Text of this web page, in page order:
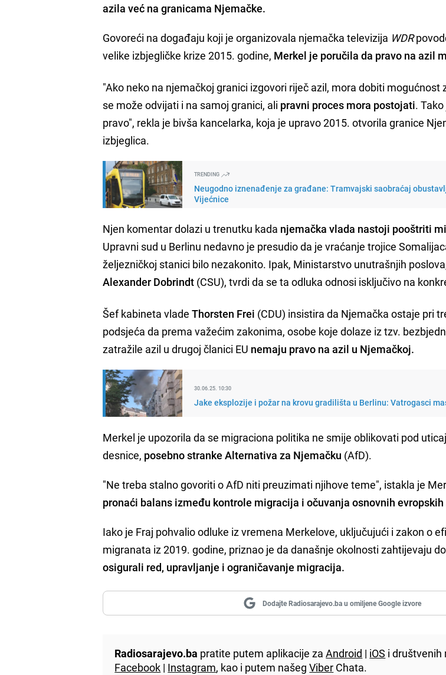
azila već na granicama Njemačke.
Govoreći na događaju koji je organizovala njemačka televizija WDR
velike izbjegličke krize 2015. godine, Merkel je poručila da pravo na azil
"Ako neko na njemačkoj granici izgovori riječ azil, mora dobiti mogućnost
se može odvijati i na samoj granici, ali pravni proces mora postojati.
pravo", rekla je bivša kancelarka, koja je upravo 2015. otvorila granice
izbjeglica.
TRENDING
Neugodno iznenađenje za građane: Tramvajski saobraćaj
Vijećnice
Njen komentar dolazi u trenutku kada njemačka vlada nastoji pooštriti
Upravni sud u Berlinu nedavno je presudio da je vraćanje trojice
željezničkoj stanici bilo nezakonito. Ipak, Ministarstvo unutrašnjih
Alexander Dobrindt (CSU), tvrdi da se ta odluka odnosi isključivo na
Šef kabineta vladeThorsten Frei (CDU) insistira da Njemačka ostaje pri
podsjeća da prema važećim zakonima, osobe koje dolaze iz tzv.
zatražile azil u drugoj članici EU nemaju pravo na azil u Njemačkoj.
30.06.25. 10:30
Jake eksplozije i požar na krovu gradilišta u Berlinu: Vatrogasci
Merkel je upozorila da se migraciona politika ne smije oblikovati pod
desnice, posebno stranke Alternativa za Njemačku (AfD).
"Ne treba stalno govoriti o AfD niti preuzimati njihove teme", istakla je
pronaći balans između kontrole migracija i očuvanja osnovnih
Iako je Fraj pohvalio odluke iz vremena Merkelove, uključujući i zakon o
migranata iz 2019. godine, priznao je da današnje okolnosti zahtijevaju
osigurali red, upravljanje i ograničavanje migracija.
Dodajte Radiosarajevo.ba u omiljene Google izvore
Radiosarajevo.ba pratite putem aplikacije zaAndroid | iOS i
Facebook | Instagram, kao i putem našegViber Chata.